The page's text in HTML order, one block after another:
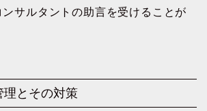
サルタントの助言を受けることが
理とその対策